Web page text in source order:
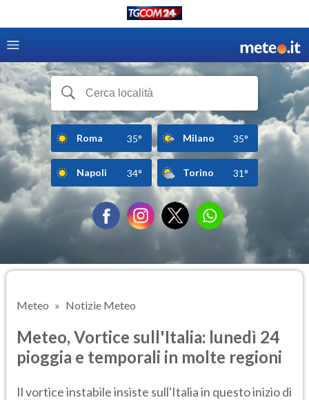
Roma 35° Milano 35°
Napoli 34° Torino 31°
Meteo Notizie Meteo
Meteo, Vortice sull'Italia: lunedì 24
pioggia e temporali in molte regioni
Il vortice instabile insiste sull'Italia in questo inizio di